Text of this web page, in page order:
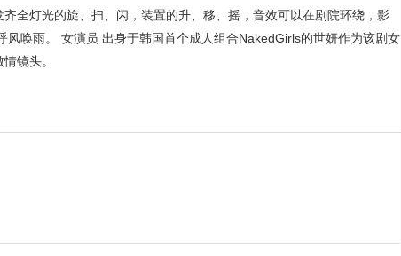
全灯光的旋、扫、闪，装置的升、移、摇，音效可以在剧院环绕，影
唤雨。 女演员 出身于韩国首个成人组合NakedGirls的世妍作为该剧女
镜头。